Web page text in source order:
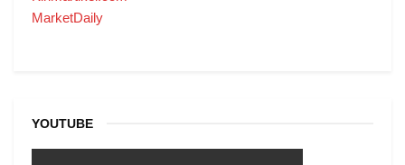
MarketDaily
YOUTUBE